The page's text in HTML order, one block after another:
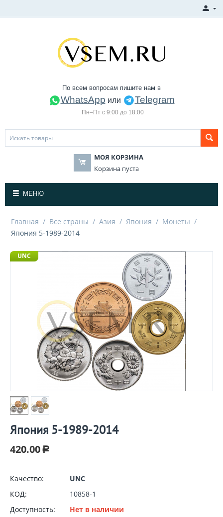
По всем вопросам пишите нам в
WhatsApp или Telegram
Пн–Пт с 9:00 до 18:00
МОЯ КОРЗИНА
Корзина пуста
МЕНЮ
Главная / Все страны / Азия / Япония / Монеты /
Япония 5-1989-2014
UNC
Япония 5-1989-2014
420.00 Р
Качество:
UNC
КОД:
10858-1
Доступность:
Нет в наличии